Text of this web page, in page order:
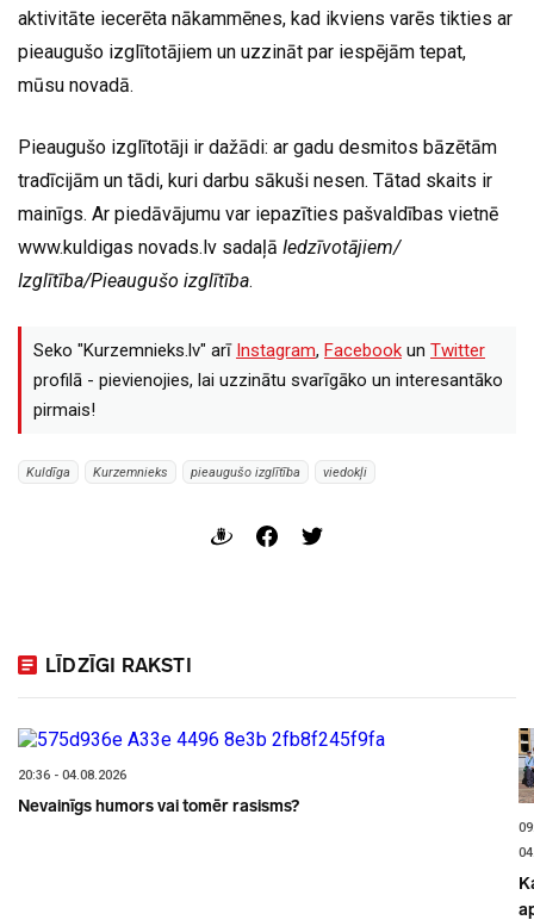
aktivitāte iecerēta nākammēnes, kad ikviens varēs tikties ar
pieaugušo izglītotājiem un uzzināt par iespējām tepat,
mūsu novadā.
Pieaugušo izglītotāji ir dažādi: ar gadu desmitos bāzētām
tradīcijām un tādi, kuri darbu sākuši nesen. Tātad skaits ir
mainīgs. Ar piedāvājumu var iepazīties pašvaldības vietnē
www.kuldigas novads.lv sadaļā Iedzīvotājiem/
Izglītība/Pieaugušo izglītība.
Seko "Kurzemnieks.lv" arī Instagram, Facebook un Twitter
profilā - pievienojies, lai uzzinātu svarīgāko un interesantāko
pirmais!
Kuldīga Kurzemnieks pieaugušo izglītība viedokļi
LĪDZĪGI RAKSTI
20:36 - 04.08.2026
Nevainīgs humors vai tomēr rasisms?